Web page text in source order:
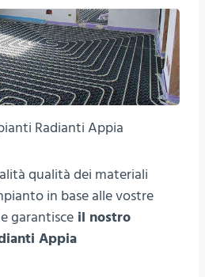
Radianti Appia
qualità dei materiali
in base alle vostre
garantisce il nostro
Appia